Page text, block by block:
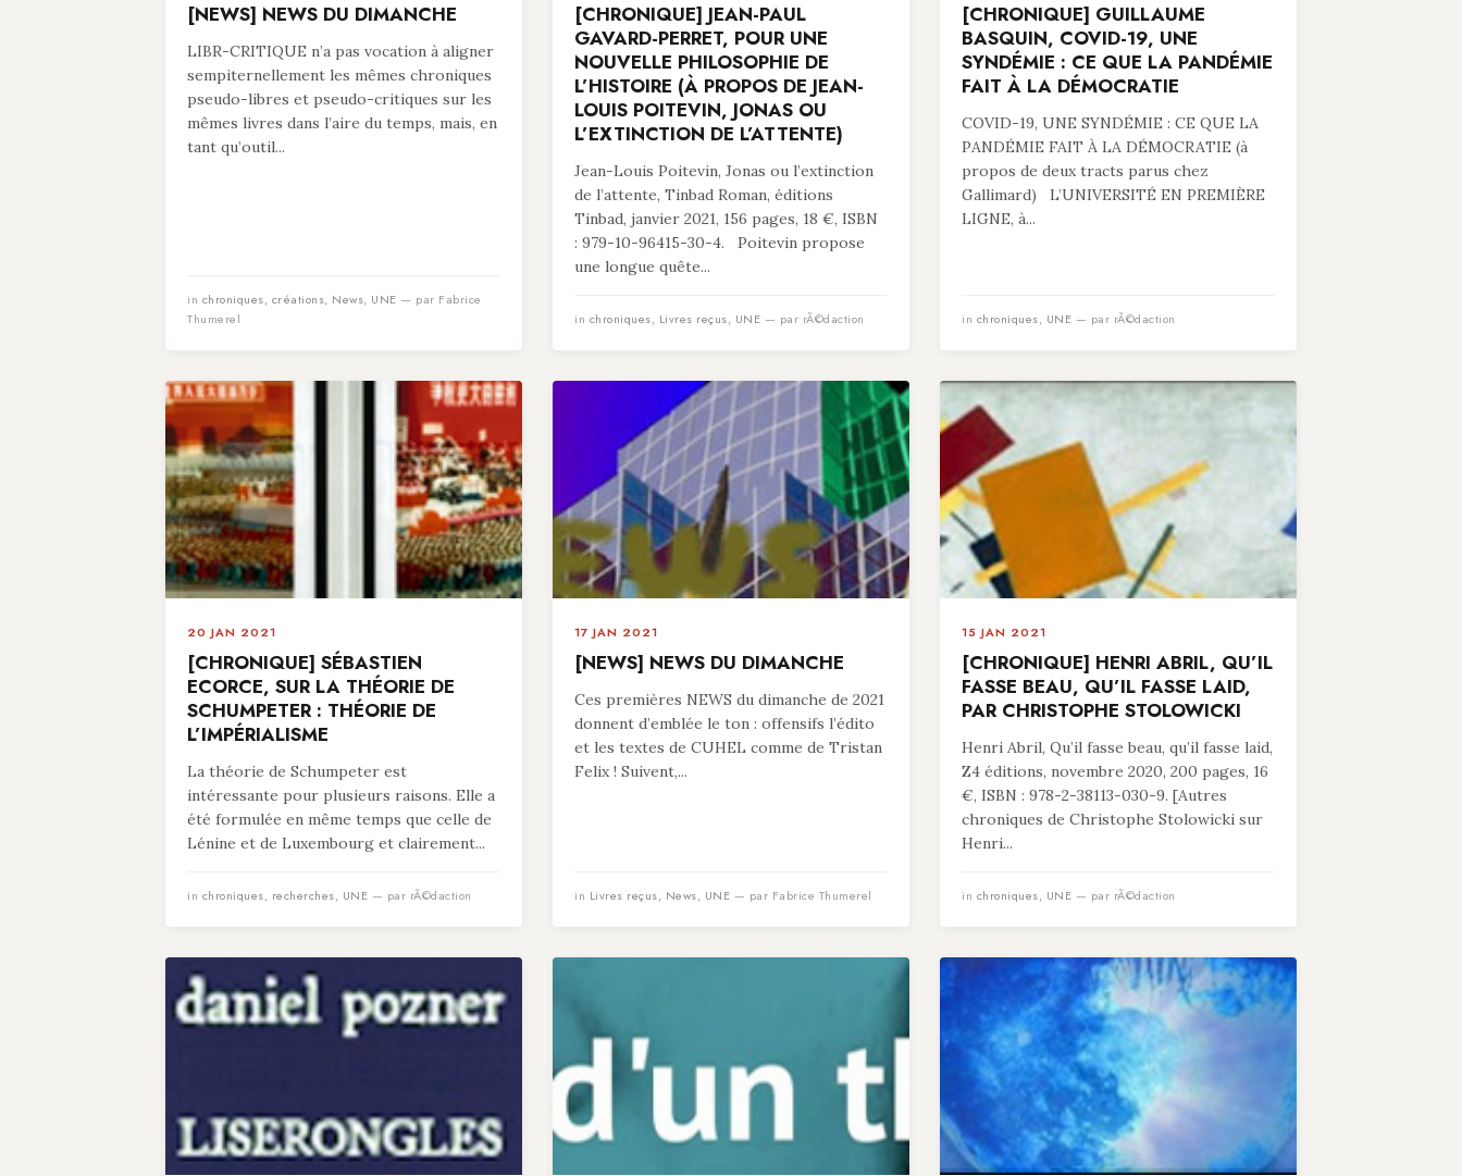
[NEWS] NEWS DU DIMANCHE
LIBR-CRITIQUE n’a pas vocation à aligner
sempiternellement les mêmes chroniques
pseudo-libres et pseudo-critiques sur les
mêmes livres dans l’aire du temps, mais, en
tant qu’outil...
in chroniques, créations, News, UNE — par Fabrice
Thumerel
[CHRONIQUE] JEAN-PAUL
GAVARD-PERRET, POUR UNE
NOUVELLE PHILOSOPHIE DE
L’HISTOIRE (À PROPOS DE JEAN-
LOUIS POITEVIN, JONAS OU
L’EXTINCTION DE L’ATTENTE)
Jean-Louis Poitevin, Jonas ou l’extinction
de l’attente, Tinbad Roman, éditions
Tinbad, janvier 2021, 156 pages, 18 €, ISBN
: 979-10-96415-30-4. Poitevin propose
une longue quête...
in chroniques, Livres reçus, UNE — par rÃ©daction
[CHRONIQUE] GUILLAUME
BASQUIN, COVID-19, UNE
SYNDÉMIE : CE QUE LA PANDÉMIE
FAIT À LA DÉMOCRATIE
COVID-19, UNE SYNDÉMIE : CE QUE LA
PANDÉMIE FAIT À LA DÉMOCRATIE (à
propos de deux tracts parus chez
Gallimard) L’UNIVERSITÉ EN PREMIÈRE
LIGNE, à...
in chroniques, UNE — par rÃ©daction
20 JAN 2021
[CHRONIQUE] SÉBASTIEN
ECORCE, SUR LA THÉORIE DE
SCHUMPETER : THÉORIE DE
L’IMPÉRIALISME
La théorie de Schumpeter est
intéressante pour plusieurs raisons. Elle a
été formulée en même temps que celle de
Lénine et de Luxembourg et clairement...
in chroniques, recherches, UNE — par rÃ©daction
17 JAN 2021
[NEWS] NEWS DU DIMANCHE
Ces premières NEWS du dimanche de 2021
donnent d’emblée le ton : offensifs l’édito
et les textes de CUHEL comme de Tristan
Felix ! Suivent,...
in Livres reçus, News, UNE — par Fabrice Thumerel
15 JAN 2021
[CHRONIQUE] HENRI ABRIL, QU’IL
FASSE BEAU, QU’IL FASSE LAID,
PAR CHRISTOPHE STOLOWICKI
Henri Abril, Qu’il fasse beau, qu’il fasse laid,
Z4 éditions, novembre 2020, 200 pages, 16
€, ISBN : 978-2-38113-030-9. [Autres
chroniques de Christophe Stolowicki sur
Henri...
in chroniques, UNE — par rÃ©daction